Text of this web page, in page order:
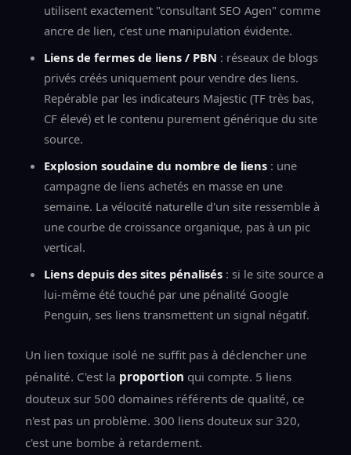
utilisent exactement "consultant SEO Agen" comme
ancre de lien, c'est une manipulation évidente.
Liens de fermes de liens / PBN : réseaux de blogs
privés créés uniquement pour vendre des liens.
Repérable par les indicateurs Majestic (TF très bas,
CF élevé) et le contenu purement générique du site
source.
Explosion soudaine du nombre de liens : une
campagne de liens achetés en masse en une
semaine. La vélocité naturelle d'un site ressemble à
une courbe de croissance organique, pas à un pic
vertical.
Liens depuis des sites pénalisés : si le site source a
lui-même été touché par une pénalité Google
Penguin, ses liens transmettent un signal négatif.
Un lien toxique isolé ne suffit pas à déclencher une
pénalité. C'est la proportion qui compte. 5 liens
douteux sur 500 domaines référents de qualité, ce
n'est pas un problème. 300 liens douteux sur 320,
c'est une bombe à retardement.